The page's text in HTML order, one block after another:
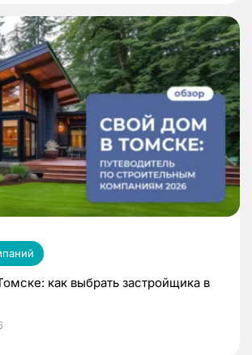
как выбрать застройщика в